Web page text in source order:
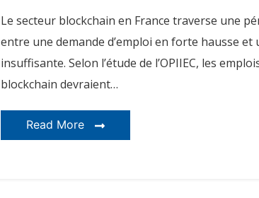
en
?
Le secteur blockchain en France traverse une
entre une demande d’emploi en forte hausse et
insuffisante. Selon l’étude de l’OPIIEC, les
blockchain devraient…
Read More